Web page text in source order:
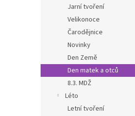
Jarní tvoření
Velikonoce
Čarodějnice
Novinky
Den Země
Den matek a otců
8.3. MDŽ
Léto
Letní tvoření